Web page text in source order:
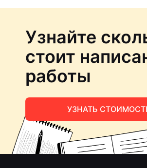
Узнайте
стоит
работы
УЗНАТЬ